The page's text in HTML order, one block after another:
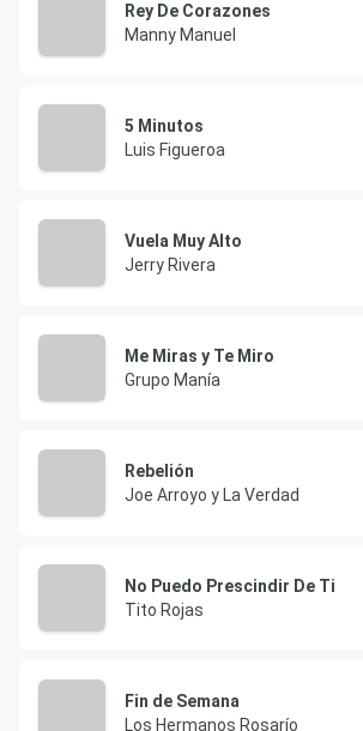
Rey De Corazones
Manny Manuel
5 Minutos
Luis Figueroa
Vuela Muy Alto
Jerry Rivera
Me Miras y Te Miro
Grupo Manía
Rebelión
Joe Arroyo y La Verdad
No Puedo Prescindir De Ti
Tito Rojas
Fin de Semana
Los Hermanos Rosarío